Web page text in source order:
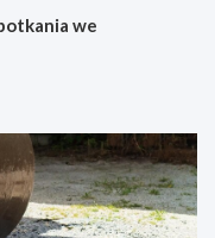
we